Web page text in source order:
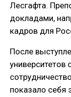
Лесгафта.
докладами,
кадров для
После
показало себя